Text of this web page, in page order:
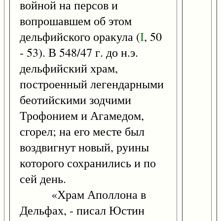
войной на персов и
вопрошавшем об этом
дельфийского оракула (I, 50
- 53). В 548/47 г. до н.э.
дельфийский храм,
построенный легендарными
беотийскими зодчими
Трофонием и Агамедом,
сгорел; на его месте был
воздвигнут новый, руины
которого сохранились и по
сей день.
«Храм Аполлона в
Дельфах, - писал Юстин